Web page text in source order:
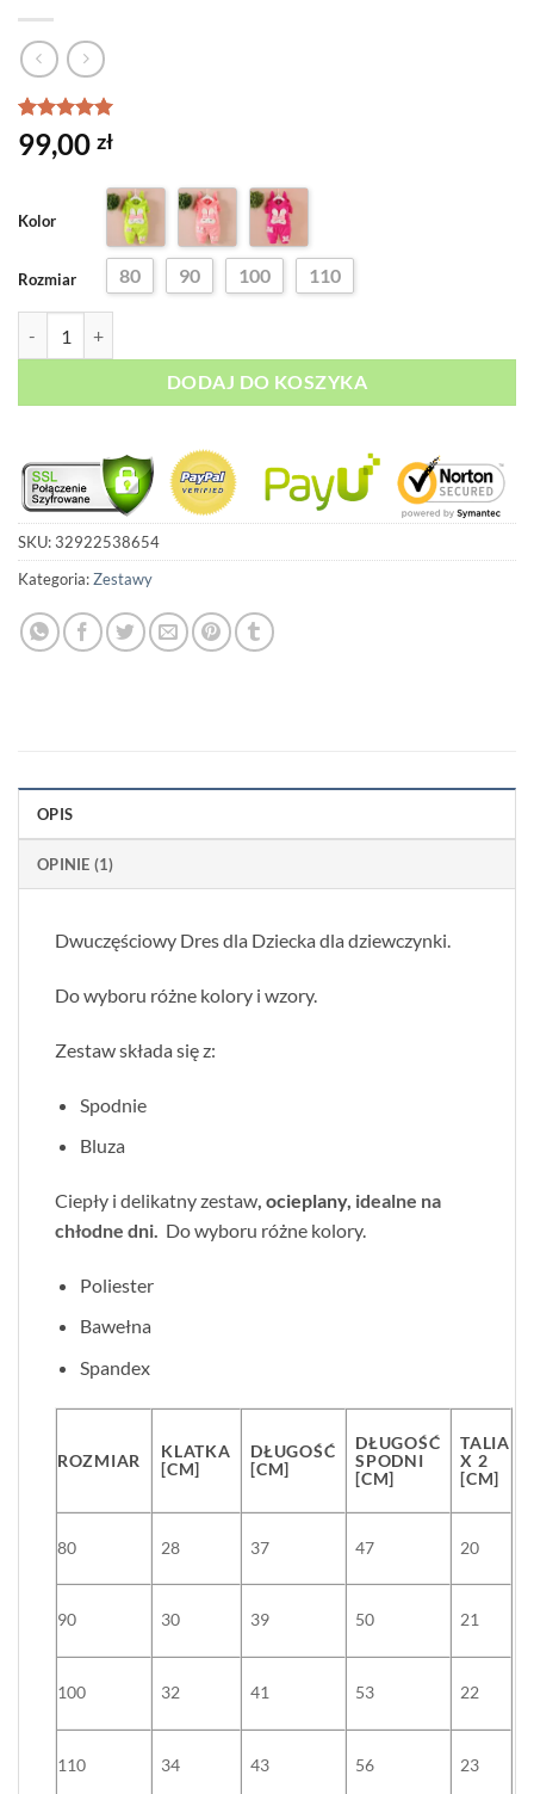
Oceniony5
na 5 na
1
klienta
99,00 zł
Kolor
Rozmiar 80 90 100 110
DODAJ DO KOSZYKA
SKU:32922538654
Kategoria:Zestawy
OPIS
OPINIE (1)
Dwuczęściowy Dres dla Dziecka dla dziewczynki.
Do wyboru różne kolory i wzory.
Zestaw składa się z:
Spodnie
Bluza
Ciepły i delikatny zestaw, ocieplany, idealne na
chłodne dni. Do wyboru różne kolory.
Poliester
Bawełna
Spandex
ROZMIAR
KLATKA
[CM]
DŁUGOŚĆ
[CM]
DŁUGOŚĆ
SPODNI
[CM]
TALIA
X 2
[CM]
80 28 37 47 20
90 30 39 50 21
100 32 41 53 22
110 34 43 56 23